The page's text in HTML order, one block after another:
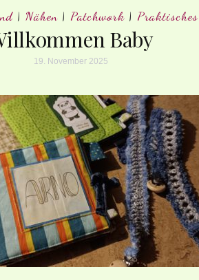
| Nähen | Patchwork | Praktisches
Baby
19. November 2025